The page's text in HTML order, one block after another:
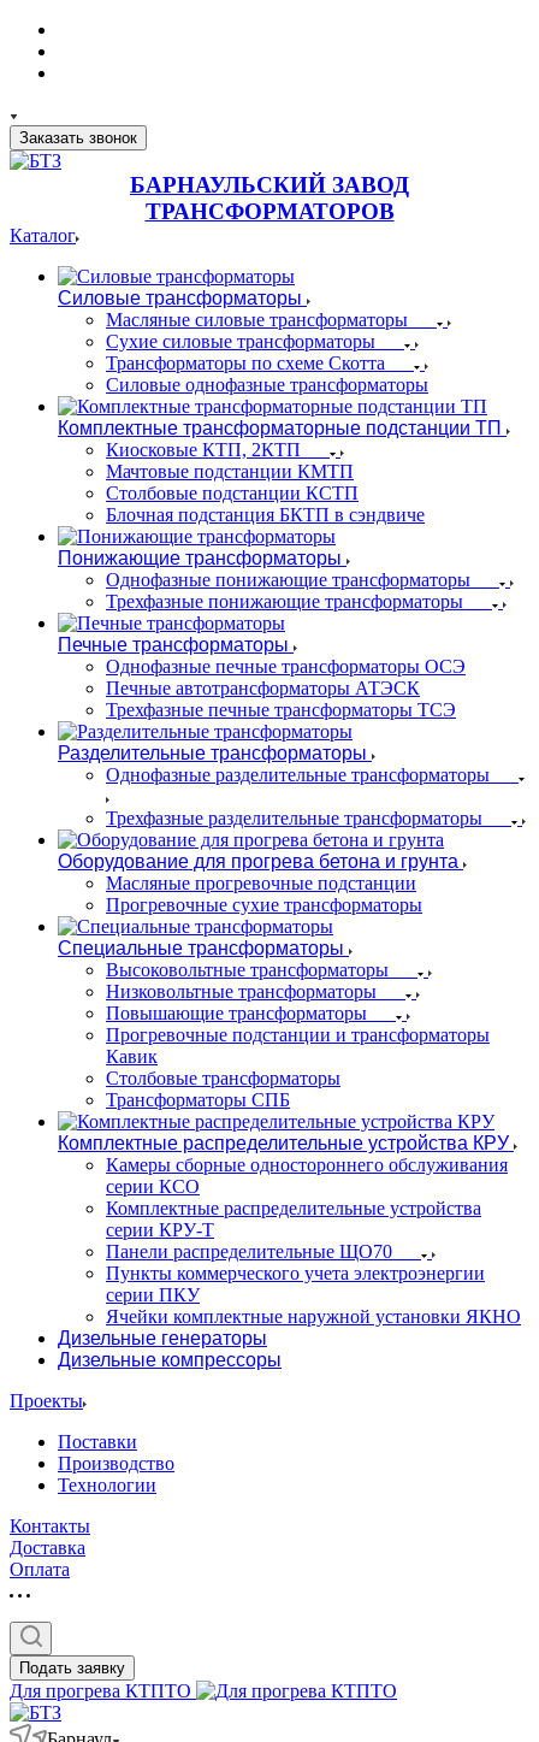
Заказать звонок
БАРНАУЛЬСКИЙ ЗАВОД
ТРАНСФОРМАТОРОВ
Каталог
Силовые трансформаторы
Масляные силовые трансформаторы
Сухие силовые трансформаторы
Трансформаторы по схеме Скотта
Силовые однофазные трансформаторы
Комплектные трансформаторные подстанции ТП
Киосковые КТП, 2КТП
Мачтовые подстанции КМТП
Столбовые подстанции КСТП
Блочная подстанция БКТП в сэндвиче
Понижающие трансформаторы
Однофазные понижающие трансформаторы
Трехфазные понижающие трансформаторы
Печные трансформаторы
Однофазные печные трансформаторы ОСЭ
Печные автотрансформаторы АТЭСК
Трехфазные печные трансформаторы ТСЭ
Разделительные трансформаторы
Однофазные разделительные трансформаторы
Трехфазные разделительные трансформаторы
Оборудование для прогрева бетона и грунта
Масляные прогревочные подстанции
Прогревочные сухие трансформаторы
Специальные трансформаторы
Высоковольтные трансформаторы
Низковольтные трансформаторы
Повышающие трансформаторы
Прогревочные подстанции и трансформаторы
Кавик
Столбовые трансформаторы
Трансформаторы СПБ
Комплектные распределительные устройства КРУ
Камеры сборные одностороннего обслуживания
серии КСО
Комплектные распределительные устройства
серии КРУ-Т
Панели распределительные ЩО70
Пункты коммерческого учета электроэнергии
серии ПКУ
Ячейки комплектные наружной установки ЯКНО
Дизельные генераторы
Дизельные компрессоры
Проекты
Поставки
Производство
Технологии
Контакты
Доставка
Оплата
Подать заявку
Для прогрева КТПТО